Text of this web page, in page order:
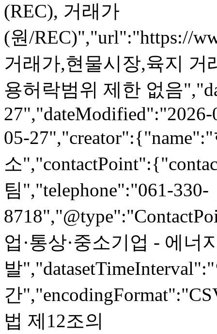
(REC), 거래가
(원/REC)","url":"https://
거래가,현물시장,육지 거
용허락범위 제한 없음
05-
소
팀","telephone":"061-330-
업·통상·중소기업 - 에너
발
간
법 제12조의